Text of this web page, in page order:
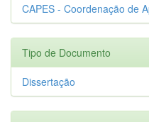
CAPES - Coordenação de
Tipo de Documento
Dissertação